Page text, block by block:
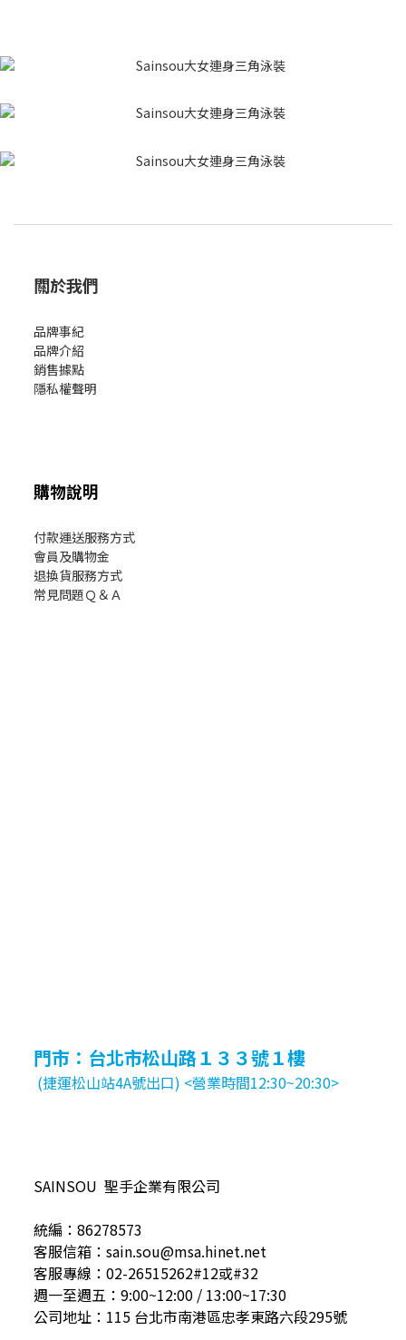
關於我們
品牌事紀
品牌介紹
銷售據點
隱私權聲明
購物說明
付款運送服務方式
會員及購物金
退換貨服務方式
常見問題Ｑ＆Ａ
門市：台北市松山路１３３號１樓
(捷運松山站4A號出口) <營業時間12:30~20:30>
SAINSOU 聖手企業有限公司
統編：86278573
客服信箱：sain.sou@msa.hinet.net
客服專線：02-26515262#12或#32
週一至週五：9:00~12:00 / 13:00~17:30
公司地址：115 台北市南港區忠孝東路六段295號